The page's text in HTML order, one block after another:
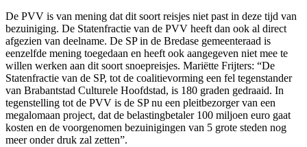
De PVV is van mening dat dit soort reisjes niet past in deze tijd van
bezuiniging. De Statenfractie van de PVV heeft dan ook al direct
afgezien van deelname. De SP in de Bredase gemeenteraad is
eenzelfde mening toegedaan en heeft ook aangegeven niet mee te
willen werken aan dit soort snoepreisjes. Mariëtte Frijters: “De
Statenfractie van de SP, tot de coalitievorming een fel tegenstander
van Brabantstad Culturele Hoofdstad, is 180 graden gedraaid. In
tegenstelling tot de PVV is de SP nu een pleitbezorger van een
megalomaan project, dat de belastingbetaler 100 miljoen euro gaat
kosten en de voorgenomen bezuinigingen van 5 grote steden nog
meer onder druk zal zetten”.